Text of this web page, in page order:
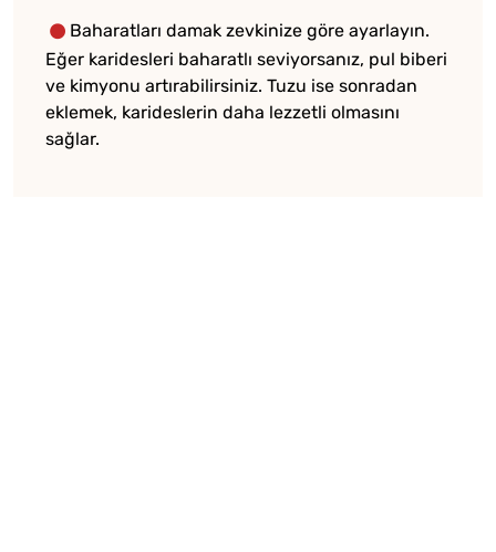
Baharatları damak zevkinize göre ayarlayın.
Eğer karidesleri baharatlı seviyorsanız, pul biberi
ve kimyonu artırabilirsiniz. Tuzu ise sonradan
eklemek, karideslerin daha lezzetli olmasını
sağlar.